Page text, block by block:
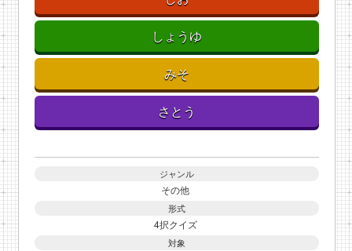
しょうゆ
みそ
さとう
ジャンル
その他
形式
4択クイズ
対象